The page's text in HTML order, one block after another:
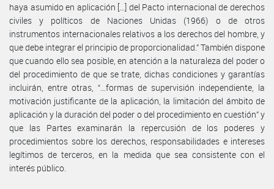
haya asumido en aplicación […] del Pacto internacional de derechos
civiles y políticos de Naciones Unidas (1966) o de otros
instrumentos internacionales relativos a los derechos del hombre, y
que debe integrar el principio de proporcionalidad.” También dispone
que cuando ello sea posible, en atención a la naturaleza del poder o
del procedimiento de que se trate, dichas condiciones y garantías
incluirán, entre otras, “…formas de supervisión independiente, la
motivación justificante de la aplicación, la limitación del ámbito de
aplicación y la duración del poder o del procedimiento en cuestión” y
que las Partes examinarán la repercusión de los poderes y
procedimientos sobre los derechos, responsabilidades e intereses
legítimos de terceros, en la medida que sea consistente con el
interés público.